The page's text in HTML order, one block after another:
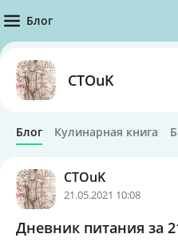
Блог
CTOuK
Блог Кулинарная книга
CTOuK
21.05.2021 10:08
Дневник питания за